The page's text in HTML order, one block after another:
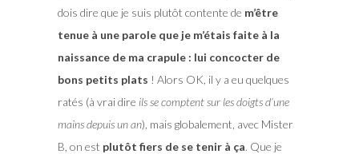
dois dire que je suis plutôt contente de m’être
tenue à une parole que je m’étais faite à la
naissance de ma crapule : lui concocter de
bons petits plats ! Alors OK, il y a eu quelques
ratés (à vrai dire ils se comptent sur les doigts d’une
mains depuis un an), mais globalement, avec Mister
B, on est plutôt fiers de se tenir à ça. Que je